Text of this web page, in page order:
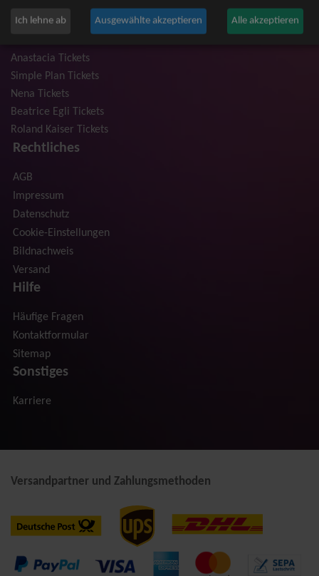
Trailerpark & Friends Tickets
Anastacia Tickets
Simple Plan Tickets
Nena Tickets
Beatrice Egli Tickets
Roland Kaiser Tickets
Rechtliches
AGB
Impressum
Datenschutz
Cookie-Einstellungen
Bildnachweis
Versand
Hilfe
Häufige Fragen
Kontaktformular
Sitemap
Sonstiges
Karriere
Versandpartner und Zahlungsmethoden
Ich lehne ab Ausgewählte akzeptieren Alle akzeptieren